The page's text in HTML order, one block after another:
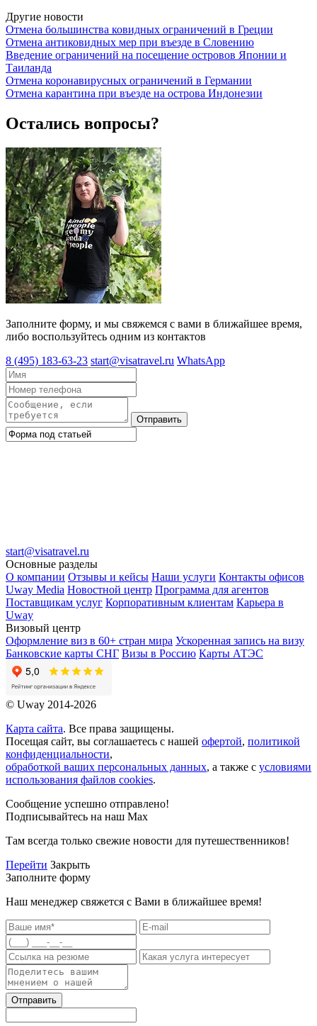
Другие новости
Отмена большинства ковидных ограничений в Греции
Отмена антиковидных мер при въезде в Словению
Введение ограничений на посещение островов Японии и
Таиланда
Отмена коронавирусных ограничений в Германии
Отмена карантина при въезде на острова Индонезии
Остались вопросы?
Заполните форму, и мы свяжемся с вами в ближайшее время,
либо воспользуйтесь одним из контактов
8 (495) 183-63-23 start@visatravel.ru WhatsApp
Отправить
start@visatravel.ru
Основные разделы
О компании Отзывы и кейсы Наши услуги Контакты офисов
Uway Media Новостной центр Программа для агентов
Поставщикам услуг Корпоративным клиентам Карьера в
Uway
Визовый центр
Оформление виз в 60+ стран мира Ускоренная запись на визу
Банковские карты СНГ Визы в Россию Карты АТЭС
© Uway 2014-2026
Карта сайта. Все права защищены.
Посещая сайт, вы соглашаетесь с нашей офертой, политикой
конфиденциальности,
обработкой ваших персональных данных, а также с условиями
использования файлов cookies.
Сообщение успешно отправлено!
Подписывайтесь на наш Max
Там всегда только свежие новости для путешественников!
Перейти Закрыть
Заполните форму
Наш менеджер свяжется с Вами в ближайшее время!
Отправить